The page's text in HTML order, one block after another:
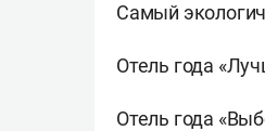
Самый
Отель года
Отель года